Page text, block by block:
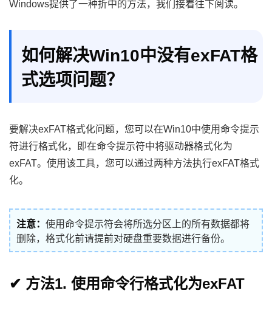
Windows提供了一种折中的方法，我们接着往下阅读。
如何解决Win10中没有exFAT格
式选项问题？
要解决exFAT格式化问题，您可以在Win10中使用命令提示
符进行格式化，即在命令提示符中将驱动器格式化为
exFAT。使用该工具，您可以通过两种方法执行exFAT格式
化。
注意： 使用命令提示符会将所选分区上的所有数据都将
删除，格式化前请提前对硬盘重要数据进行备份。
✔ 方法1. 使用命令行格式化为exFAT